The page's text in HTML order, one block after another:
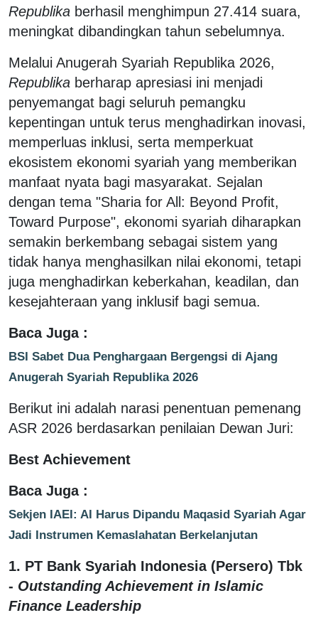
Republika berhasil menghimpun 27.414 suara,
meningkat dibandingkan tahun sebelumnya.
Melalui Anugerah Syariah Republika 2026,
Republika berharap apresiasi ini menjadi
penyemangat bagi seluruh pemangku
kepentingan untuk terus menghadirkan inovasi,
memperluas inklusi, serta memperkuat
ekosistem ekonomi syariah yang memberikan
manfaat nyata bagi masyarakat. Sejalan
dengan tema "Sharia for All: Beyond Profit,
Toward Purpose", ekonomi syariah diharapkan
semakin berkembang sebagai sistem yang
tidak hanya menghasilkan nilai ekonomi, tetapi
juga menghadirkan keberkahan, keadilan, dan
kesejahteraan yang inklusif bagi semua.
Baca Juga :
BSI Sabet Dua Penghargaan Bergengsi di Ajang
Anugerah Syariah Republika 2026
Berikut ini adalah narasi penentuan pemenang
ASR 2026 berdasarkan penilaian Dewan Juri:
Best Achievement
Baca Juga :
Sekjen IAEI: AI Harus Dipandu Maqasid Syariah Agar
Jadi Instrumen Kemaslahatan Berkelanjutan
1. PT Bank Syariah Indonesia (Persero) Tbk
- Outstanding Achievement in Islamic
Finance Leadership